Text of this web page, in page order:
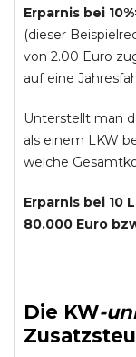
Erparnis bei
(dieser
von 2.00 Euro
auf eine
Unterstellt man
als einem LKW
welche
Erparnis bei 10
80.000 Euro
Die KW-